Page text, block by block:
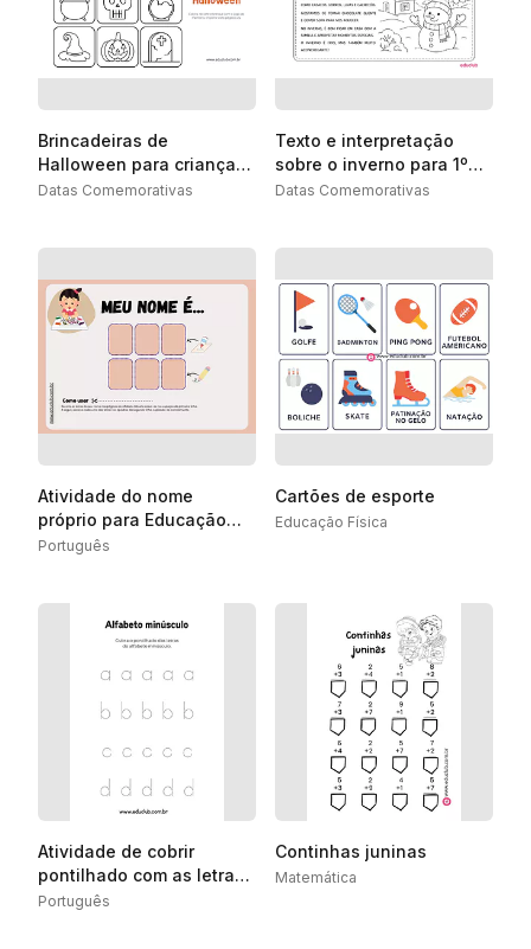
Brincadeiras de
Halloween para crianças
para imprimir
Datas Comemorativas
Texto e interpretação
sobre o inverno para 1º
ano
Datas Comemorativas
Atividade do nome
próprio para Educação
Infantil
Português
Cartões de esporte
Educação Física
Atividade de cobrir
pontilhado com as letras
do alfabeto
Português
Continhas juninas
Matemática